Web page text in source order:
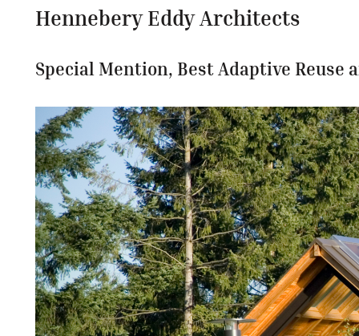
Hennebery Eddy Architects
Special Mention, Best Adaptive Reuse